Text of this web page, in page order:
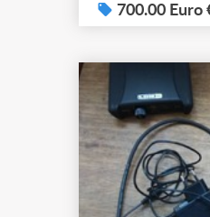
avec au choix
emetteurs
capsule SM58
main UR2
BETA58
20€ HT) -
UR2 avec
(supplémen...
700.00 Euro